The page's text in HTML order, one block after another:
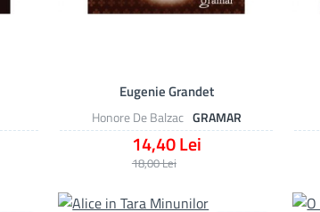
Honore De Balzac GRAMAR
Eugenie Grandet
14,40 Lei
18,00 Lei